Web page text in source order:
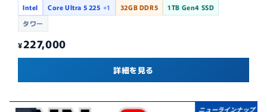
Intel Core Ultra 5 225 +1 32GB DDR5
1TB Gen4 SSD
タワー
¥227,000
詳細を見る